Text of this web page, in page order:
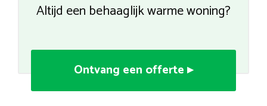
Altijd een behaaglijk warme woning?
Ontvang een offerte ▸